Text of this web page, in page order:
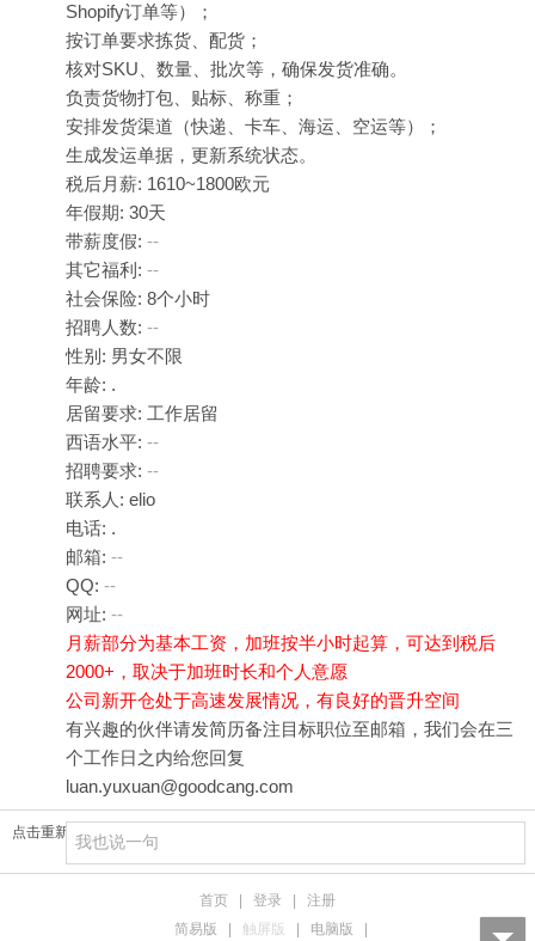
Shopify订单等）；
按订单要求拣货、配货；
核对SKU、数量、批次等，确保发货准确。
负责货物打包、贴标、称重；
安排发货渠道（快递、卡车、海运、空运等）；
生成发运单据，更新系统状态。
税后月薪: 1610~1800欧元
年假期: 30天
带薪度假: --
其它福利: --
社会保险: 8个小时
招聘人数: --
性别: 男女不限
年龄: .
居留要求: 工作居留
西语水平: --
招聘要求: --
联系人: elio
电话: .
邮箱: --
QQ: --
网址: --
月薪部分为基本工资，加班按半小时起算，可达到税后
2000+，取决于加班时长和个人意愿
公司新开仓处于高速发展情况，有良好的晋升空间
有兴趣的伙伴请发简历备注目标职位至邮箱，我们会在三
个工作日之内给您回复
luan.yuxuan@goodcang.com
点击重新加载
首页 登录
注册
简易版
触屏版 电脑版